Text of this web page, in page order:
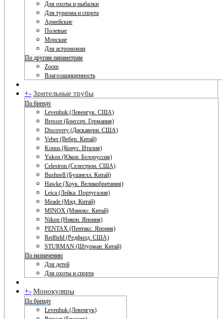
Для охоты и рыбалки
Для туризма и спорта
Армейские
Полевые
Морские
Для астрономии
По другим параметрам
Zoom
Влагозащищенность
+- Зрительные трубы
По бренду
Levenhuk (Левенгук. США)
Bresser (Брессер. Германия)
Discovery (Дискавери. США)
Veber (Вебер. Китай)
Konus (Конус. Италия)
Yukon (Юкон. Белоруссия)
Celestron (Селестрон. США)
Bushnell (Бушнелл. Китай)
Hawke (Хоук. Великобритания)
Leica (Лейка. Португалия)
Meade (Мид. Китай)
MINOX (Минокс. Китай)
Nikon (Никон. Япония)
PENTAX (Пентакс. Япония)
Redfield (Редфилд. США)
STURMAN (Штурман. Китай)
По назначению
Для детей
Для охоты и спорта
+- Монокуляры
По бренду
Levenhuk (Левенгук)